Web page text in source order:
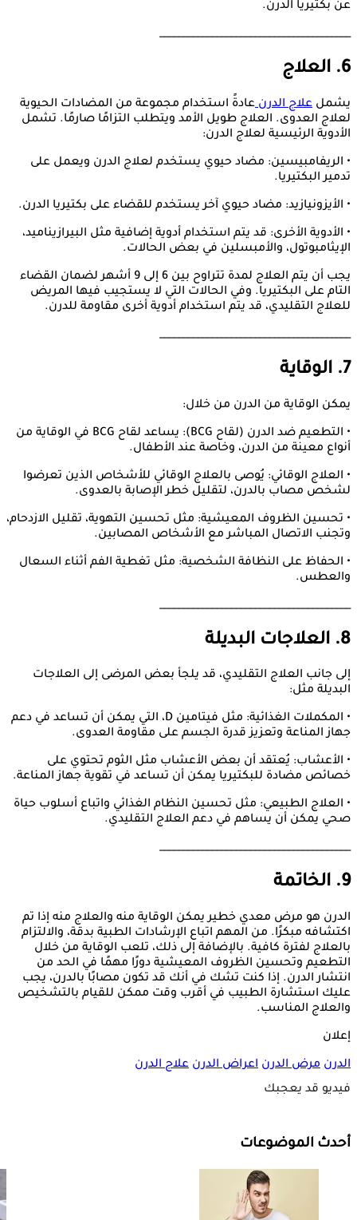
عن بكتيريا الدرن.
________________________________________
6. العلاج
يشمل علاج الدرنعادةً استخدام مجموعة من المضادات الحيوية
لعلاج العدوى. العلاج طويل الأمد ويتطلب التزامًا صارمًا. تشمل
الأدوية الرئيسية لعلاج الدرن:
• الريفامبيسين: مضاد حيوي يستخدم لعلاج الدرن ويعمل على
تدمير البكتيريا.
• الأيزونيازيد: مضاد حيوي آخر يستخدم للقضاء على بكتيريا الدرن.
• الأدوية الأخرى: قد يتم استخدام أدوية إضافية مثل البيرازيناميد،
الإيثامبوتول، والأمبسلين في بعض الحالات.
يجب أن يتم العلاج لمدة تتراوح بين 6 إلى 9 أشهر لضمان القضاء
التام على البكتيريا. وفي الحالات التي لا يستجيب فيها المريض
للعلاج التقليدي، قد يتم استخدام أدوية أخرى مقاومة للدرن.
________________________________________
7. الوقاية
يمكن الوقاية من الدرن من خلال:
• التطعيم ضد الدرن (لقاح BCG): يساعد لقاح BCG في الوقاية من
أنواع معينة من الدرن، وخاصة عند الأطفال.
• العلاج الوقائي: يُوصى بالعلاج الوقائي للأشخاص الذين تعرضوا
لشخص مصاب بالدرن، لتقليل خطر الإصابة بالعدوى.
• تحسين الظروف المعيشية: مثل تحسين التهوية، تقليل الازدحام،
وتجنب الاتصال المباشر مع الأشخاص المصابين.
• الحفاظ على النظافة الشخصية: مثل تغطية الفم أثناء السعال
والعطس.
________________________________________
8. العلاجات البديلة
إلى جانب العلاج التقليدي، قد يلجأ بعض المرضى إلى العلاجات
البديلة مثل:
• المكملات الغذائية: مثل فيتامين D، التي يمكن أن تساعد في دعم
جهاز المناعة وتعزيز قدرة الجسم على مقاومة العدوى.
• الأعشاب: يُعتقد أن بعض الأعشاب مثل الثوم تحتوي على
خصائص مضادة للبكتيريا يمكن أن تساعد في تقوية جهاز المناعة.
• العلاج الطبيعي: مثل تحسين النظام الغذائي واتباع أسلوب حياة
صحي يمكن أن يساهم في دعم العلاج التقليدي.
________________________________________
9. الخاتمة
الدرن هو مرض معدي خطير يمكن الوقاية منه والعلاج منه إذا تم
اكتشافه مبكرًا. من المهم اتباع الإرشادات الطبية بدقة، والالتزام
بالعلاج لفترة كافية. بالإضافة إلى ذلك، تلعب الوقاية من خلال
التطعيم وتحسين الظروف المعيشية دورًا مهمًا في الحد من
انتشار الدرن. إذا كنت تشك في أنك قد تكون مصابًا بالدرن، يجب
عليك استشارة الطبيب في أقرب وقت ممكن للقيام بالتشخيص
والعلاج المناسب.
إعلان
الدرن مرض الدرن اعراض الدرن علاج الدرن
فيديو قد يعجبك
أحدث الموضوعات